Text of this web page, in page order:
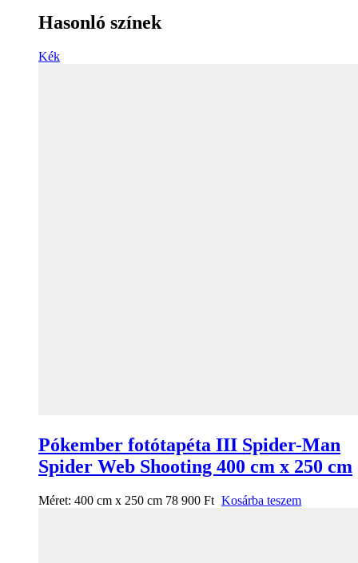
Hasonló színek
Kék
Pókember fotótapéta III Spider-Man
Spider Web Shooting 400 cm x 250 cm
Méret: 400 cm x 250 cm 78 900 Ft Kosárba teszem